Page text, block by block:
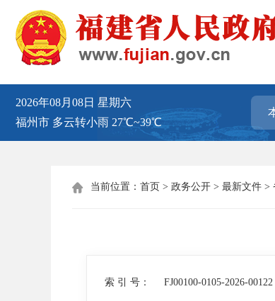
2026年08月08日 星期六
福州市 多云转小雨 27℃~39℃
 当前位置： 首页 > 政务公开 > 最新文件 >
索 引 号： FJ00100-0105-2026-00122